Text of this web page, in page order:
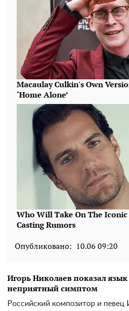
Опубликовано: 10.06 09:20
Игорь Николаев показал язык
неприятный симптом
Российский композитор и певец